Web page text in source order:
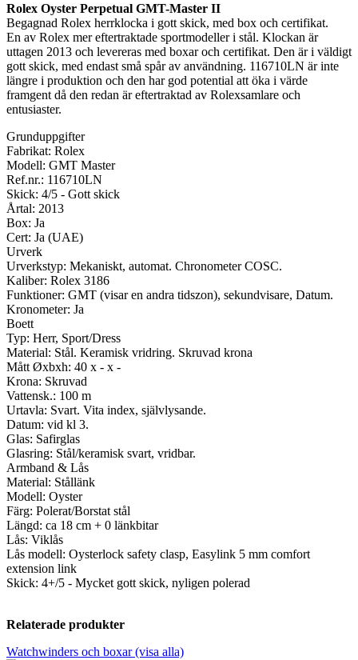
Rolex Oyster Perpetual GMT-Master II
Begagnad Rolex herrklocka i gott skick, med box och certifikat.
En av Rolex mer eftertraktade sportmodeller i stål. Klockan är
uttagen 2013 och levereras med boxar och certifikat. Den är i väldigt
gott skick, med endast små spår av användning. 116710LN är inte
längre i produktion och den har god potential att öka i värde
framgent då den redan är eftertraktad av Rolexsamlare och
entusiaster.
Grunduppgifter
Fabrikat: Rolex
Modell: GMT Master
Ref.nr.: 116710LN
Skick: 4/5 - Gott skick
Årtal: 2013
Box: Ja
Cert: Ja (UAE)
Urverk
Urverkstyp: Mekaniskt, automat. Chronometer COSC.
Kaliber: Rolex 3186
Funktioner: GMT (visar en andra tidszon), sekundvisare, Datum.
Kronometer: Ja
Boett
Typ: Herr, Sport/Dress
Material: Stål. Keramisk vridring. Skruvad krona
Mått Øxbxh: 40 x - x -
Krona: Skruvad
Vattensk.: 100 m
Urtavla: Svart. Vita index, självlysande.
Datum: vid kl 3.
Glas: Safirglas
Glasring: Stål/keramisk svart, vridbar.
Armband & Lås
Material: Stållänk
Modell: Oyster
Färg: Polerat/Borstat stål
Längd: ca 18 cm + 0 länkbitar
Lås: Viklås
Lås modell: Oysterlock safety clasp, Easylink 5 mm comfort
extension link
Skick: 4+/5 - Mycket gott skick, nyligen polerad
Relaterade produkter
Watchwinders och boxar (visa alla)